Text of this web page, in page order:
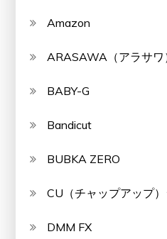
Amazon
ARASAWA（アラサワ
BABY-G
Bandicut
BUBKA ZERO
CU（チャップアップ
DMM FX